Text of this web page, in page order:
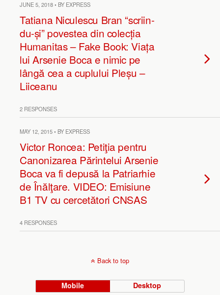
JUNE 5, 2018 • BY EXPRESS
Tatiana Niculescu Bran “scriin-
du-și” povestea din colecția
Humanitas – Fake Book: Viața
lui Arsenie Boca e nimic pe
lângă cea a cuplului Pleșu –
Liiceanu
2 RESPONSES
MAY 12, 2015 • BY EXPRESS
Victor Roncea: Petiţia pentru
Canonizarea Părintelui Arsenie
Boca va fi depusă la Patriarhie
de Înălţare. VIDEO: Emisiune
B1 TV cu cercetători CNSAS
4 RESPONSES
Back to top
Mobile Desktop